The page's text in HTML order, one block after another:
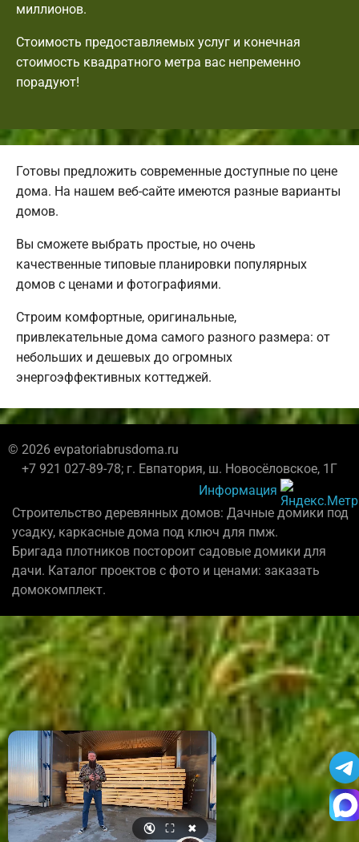
миллионов.
Стоимость предоставляемых услуг и конечная
стоимость квадратного метра вас непременно
порадуют!
Готовы предложить современные доступные по цене
дома. На нашем веб-сайте имеются разные варианты
домов.
Вы сможете выбрать простые, но очень
качественные типовые планировки популярных
домов с ценами и фотографиями.
Строим комфортные, оригинальные,
привлекательные дома самого разного размера: от
небольших и дешевых до огромных
энергоэффективных коттеджей.
© 2026 evpatoriabrusdoma.ru
+7 921 027-89-78; г. Евпатория, ш. Новосёловское, 1Г
Информация
Строительство деревянных домов: Дачные домики под
усадку, каркасные дома под ключ для пмж.
Бригада плотников постороит садовые домики для
дачи. Каталог проектов с фото и ценами: заказать
домокомплект.
🔇 ⛶ ✖